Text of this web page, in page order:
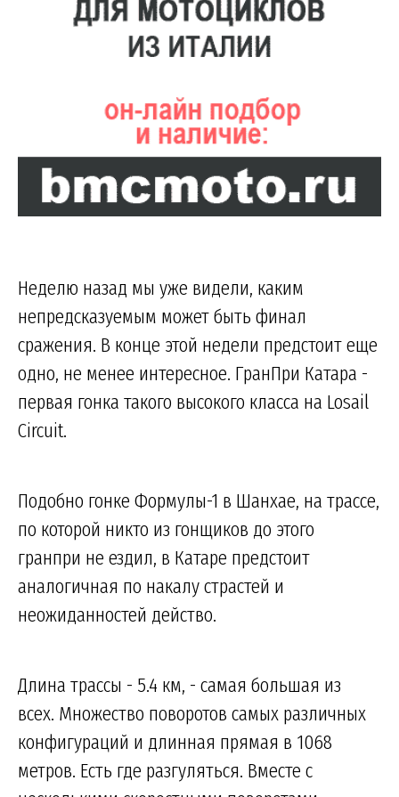
Неделю назад мы уже видели, каким
непредсказуемым может быть финал
сражения. В конце этой недели предстоит еще
одно, не менее интересное. ГранПри Катара -
первая гонка такого высокого класса на Losail
Circuit.
Подобно гонке Формулы-1 в Шанхае, на трассе,
по которой никто из гонщиков до этого
гранпри не ездил, в Катаре предстоит
аналогичная по накалу страстей и
неожиданностей действо.
Длина трассы - 5.4 км, - самая большая из
всех. Множество поворотов самых различных
конфигураций и длинная прямая в 1068
метров. Есть где разгуляться. Вместе с